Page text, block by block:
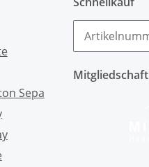
Mitgliedschaft